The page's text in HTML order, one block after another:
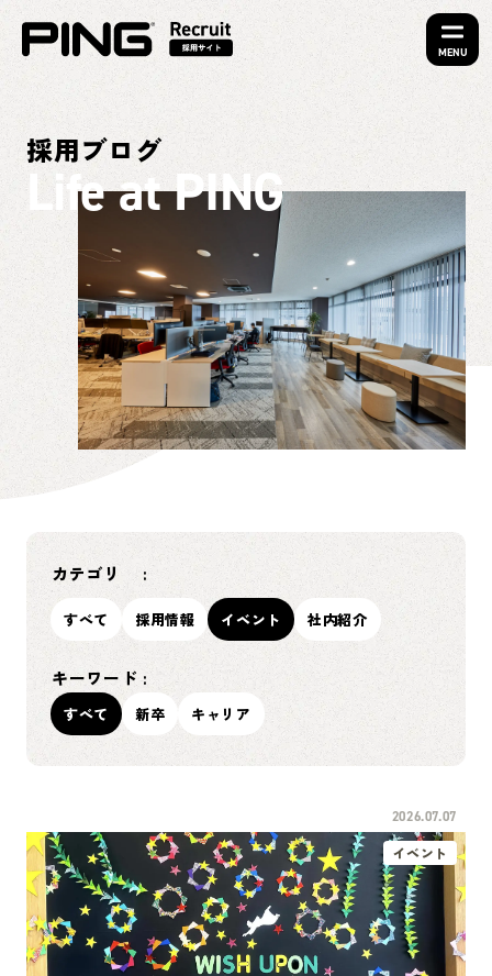
MENU
採用ブログ
Life at PING
カテゴリ
すべて 採用情報 イベント 社内紹介
キーワード
すべて 新卒 キャリア
2026.07.07
イベント